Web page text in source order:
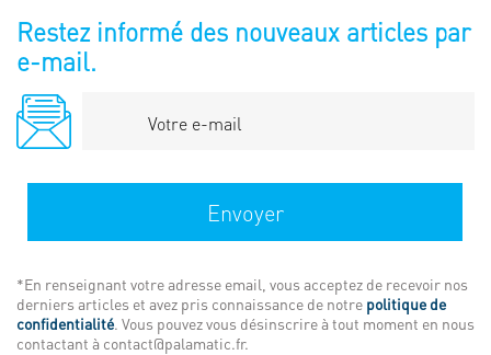
Restez informé des nouveaux articles par
e-mail.
Envoyer
*En renseignant votre adresse email, vous acceptez de recevoir nos
derniers articles et avez pris connaissance de notre politique de
confidentialité. Vous pouvez vous désinscrire à tout moment en nous
contactant à contact@palamatic.fr.